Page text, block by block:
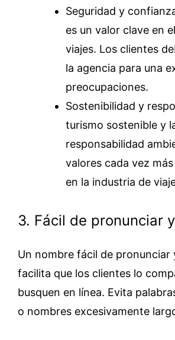
Seguridad y
es un valor clave en
viajes. Los clientes
la agencia para una
preocupaciones.
Sostenibilidad y
turismo sostenible y
responsabilidad
valores cada vez
en la industria de
3. Fácil de pronunciar
Un nombre fácil de pronunciar
facilita que los clientes lo
busquen en línea. Evita
o nombres excesivamente